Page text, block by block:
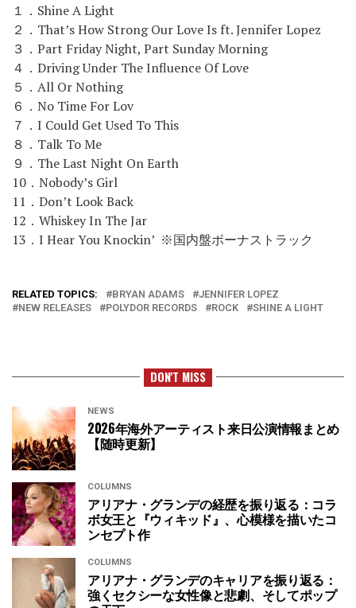
１．Shine A Light
２．That’s How Strong Our Love Is ft. Jennifer Lopez
３．Part Friday Night, Part Sunday Morning
４．Driving Under The Influence Of Love
５．All Or Nothing
６．No Time For Lov
７．I Could Get Used To This
８．Talk To Me
９．The Last Night On Earth
10．Nobody’s Girl
11．Don’t Look Back
12．Whiskey In The Jar
13．I Hear You Knockin’ ※国内盤ボーナストラック
RELATED TOPICS: BRYAN ADAMS
JENNIFER LOPEZ
NEW RELEASES
POLYDOR RECORDS ROCK SHINE A LIGHT
DON'T MISS
NEWS
2026年海外アーティスト来日公演情報まとめ
【随時更新】
COLUMNS
アリアナ・グランデの経歴を振り返る：コラ
ボ女王と『ウィキッド』、心模様を描いたコ
ンセプト作
COLUMNS
アリアナ・グランデのキャリアを振り返る：
強くセクシーな女性像と悲劇、そしてポップ